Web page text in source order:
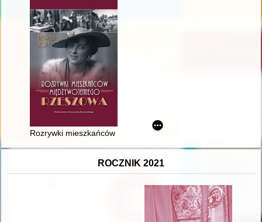
Rozrywki mieszkańców międzywojennego Rzeszowa
ROCZNIK 2021